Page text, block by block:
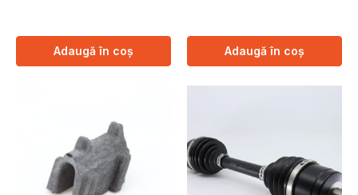
Adaugă în coș Adaugă în coș